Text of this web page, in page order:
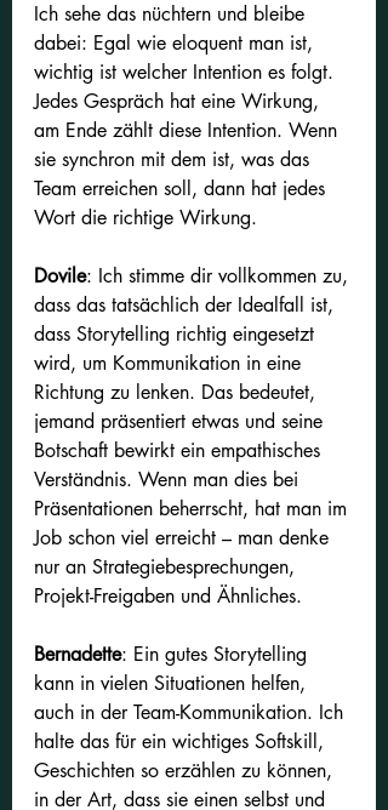
Ich sehe das nüchtern und bleibe
dabei: Egal wie eloquent man ist,
wichtig ist welcher Intention es folgt.
Jedes Gespräch hat eine Wirkung,
am Ende zählt diese Intention. Wenn
sie synchron mit dem ist, was das
Team erreichen soll, dann hat jedes
Wort die richtige Wirkung.
Dovile: Ich stimme dir vollkommen zu,
dass das tatsächlich der Idealfall ist,
dass Storytelling richtig eingesetzt
wird, um Kommunikation in eine
Richtung zu lenken. Das bedeutet,
jemand präsentiert etwas und seine
Botschaft bewirkt ein empathisches
Verständnis. Wenn man dies bei
Präsentationen beherrscht, hat man im
Job schon viel erreicht – man denke
nur an Strategiebesprechungen,
Projekt-Freigaben und Ähnliches.
Bernadette: Ein gutes Storytelling
kann in vielen Situationen helfen,
auch in der Team-Kommunikation. Ich
halte das für ein wichtiges Softskill,
Geschichten so erzählen zu können,
in der Art, dass sie einen selbst und